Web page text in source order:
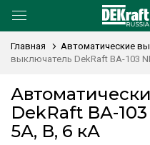
Главная Автоматические
выключатель DekRaft ВА-103
DekRaft ВА-
5А, В, 6 кА